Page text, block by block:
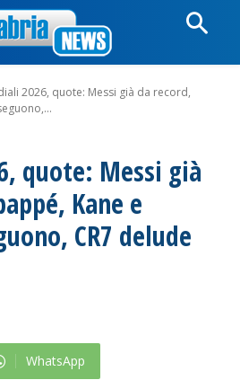
2026, quote: Messi già da record,
quote: Messi già
Kane e
CR7 delude
WhatsApp